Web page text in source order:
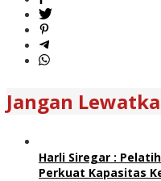
Jangan
Harli Siregar :
Perkuat Kapasitas